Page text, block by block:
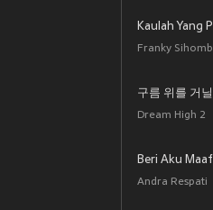
Kaulah Yang
Franky
구름 위를 거
Dream High 2
Beri Aku
Andra Respati